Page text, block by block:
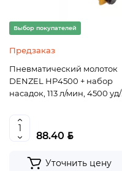
Выбор покупателей
Предзаказ
Пневматический молоток
DENZEL НР4500 + набор
насадок, 113 л/мин, 4500 уд/
88.40 BYN
Уточнить цену